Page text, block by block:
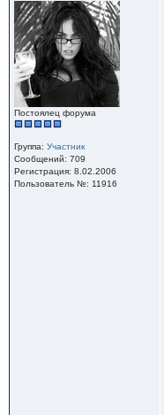
Постоялец форума
Группа: Участник
Сообщений: 709
Регистрация: 8.02.2006
Пользователь №: 11916